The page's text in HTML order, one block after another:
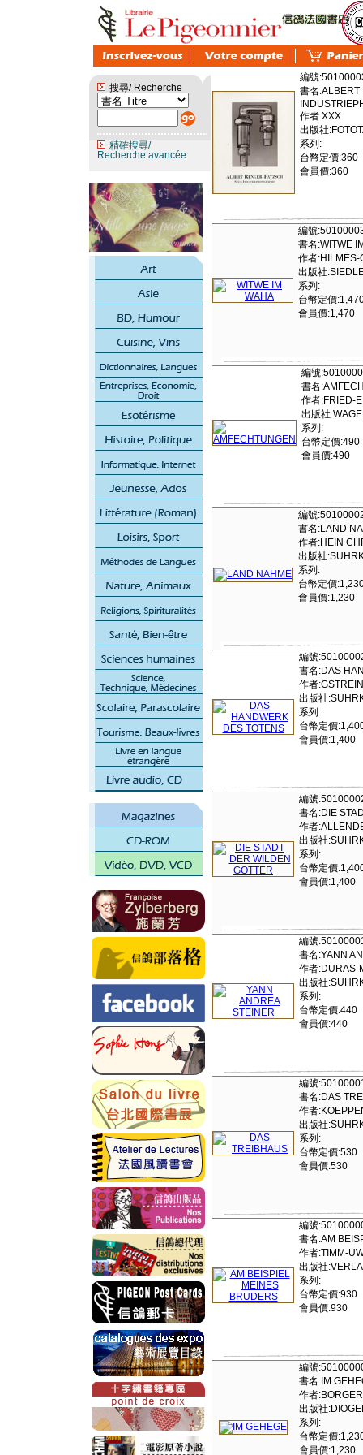
搜尋/ Recherche
精確搜尋/
Recherche avancée
編號
書名:ALBERT
作者:XXX
出版社
系列:
台幣定價:360
會員價:360
編號
書名:WITWE
作者:HILMES-
出版社
系列:
台幣定價
會員價:1,470
編號
書名
作者:FRIED-
出版社
系列:
台幣定價:490
會員價:490
編號
書名:LAND
作者:HEIN
出版社
系列:
台幣定價
會員價:1,230
編號
書名:DAS
作者
出版社
系列:
台幣定價
會員價:1,400
編號
書名:DIE
作者
出版社
系列:
台幣定價
會員價:1,400
編號
書名:YANN
作者:DURAS-
出版社
系列:
台幣定價:440
會員價:440
編號
書名:DAS
作者
出版社
系列:
台幣定價:530
會員價:530
編號
書名:AM
作者:TIMM-
出版社
系列:
台幣定價:930
會員價:930
編號
書名:IM
作者
出版社
系列:
台幣定價
會員價:1,230